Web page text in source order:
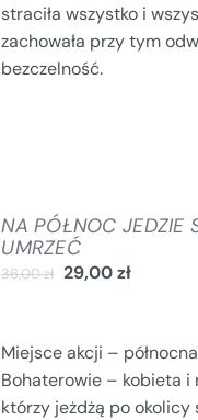
straciła wszystko i
zachowała przy tym
bezczelność.
NA PÓŁNOC JEDZIE
UMRZEĆ
36,00zł 29,00zł
Miejsce akcji –
Bohaterowie – kobieta i
którzy jeżdżą po okolicy